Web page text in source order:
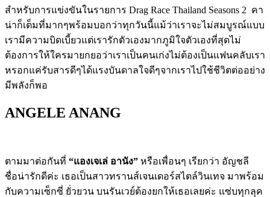
สำหรับการแข่งขันในรายการ Drag Race Thailand Seasons 2 คา
น่าก็เต็มที่มากๆพร้อมบอกว่าทุกวันนี้แม้ว่าเราจะไม่สมบูรณ์แบบ
เรามีความบิดเบี้ยวแต่เรารักตัวเองมากภูมิใจตัวเองที่สุดไม่
ต้องการให้ใครมายกยอว่าเราเป็นคนเก่งไม่ต้องเป็นแฟนคลับเรา
หรอกแค่รับสารดีๆได้แรงบันดาลใจดีๆจากเราไปใช้ชีวิตต่ออย่าง
มีพลังก็พอ
ANGELE ANANG
ตามมาต่อกันที่ “แองเจเล่ อานัง” หรือเพื่อนๆ เรียกว่า อัญชลี
ชื่อน่ารักดีค่ะ เธอเป็นสาวทรานส์เจนเดอร์สไตล์วินเทจ มาพร้อม
กับความเซ็กซี่ ยั่วยวน บนรันเวย์ต้องยกให้เธอเลยค่ะ แซ่บทุกลุค